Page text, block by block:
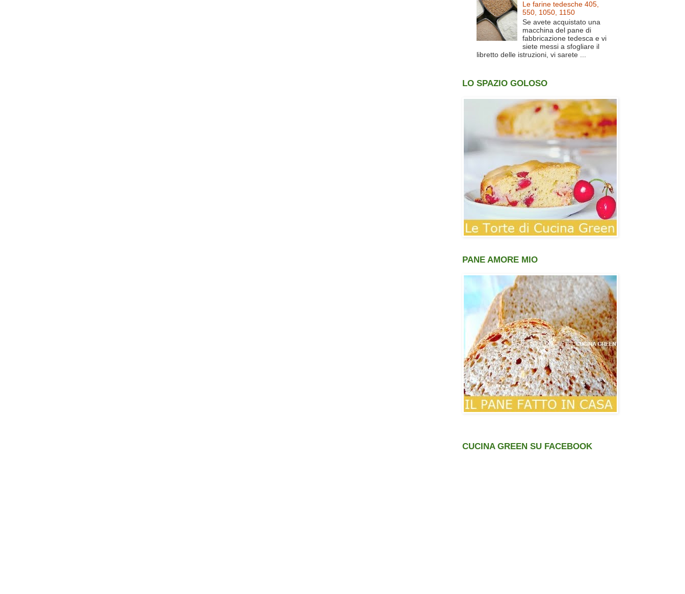
Le farine tedesche 405,
550, 1050, 1150
Se avete acquistato una
macchina del pane di
fabbricazione tedesca e vi
siete messi a sfogliare il
libretto delle istruzioni, vi sarete ...
LO SPAZIO GOLOSO
PANE AMORE MIO
CUCINA GREEN SU FACEBOOK